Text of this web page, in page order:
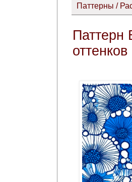
Паттерны /
Паттерн